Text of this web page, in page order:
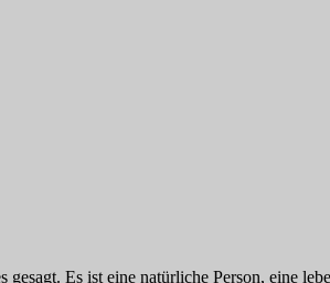
Es ist eine natürliche Person, eine